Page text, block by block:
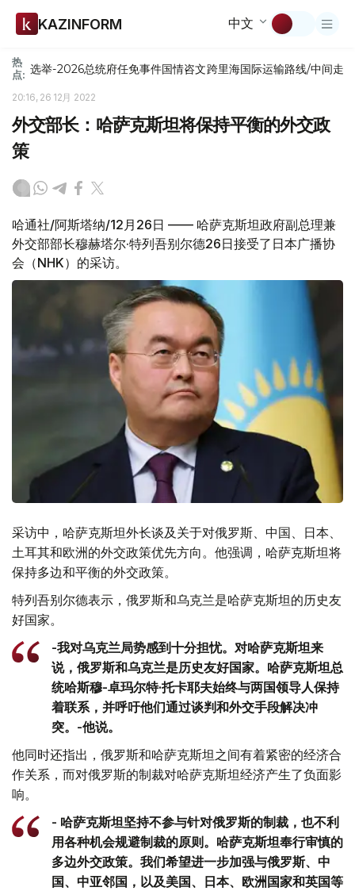
KAZINFORM 中文
热
点: 选举-2026总统府任免事件国情咨文跨里海国际运输路线/中间走廊
20:16, 26 12月 2022
外交部长：哈萨克斯坦将保持平衡的外交政
策
哈通社/阿斯塔纳/12月26日 —— 哈萨克斯坦政府副总理兼
外交部部长穆赫塔尔·特列吾别尔德26日接受了日本广播协
会（NHK）的采访。
采访中，哈萨克斯坦外长谈及关于对俄罗斯、中国、日本、
土耳其和欧洲的外交政策优先方向。他强调，哈萨克斯坦将
保持多边和平衡的外交政策。
特列吾别尔德表示，俄罗斯和乌克兰是哈萨克斯坦的历史友
好国家。
-我对乌克兰局势感到十分担忧。对哈萨克斯坦来
说，俄罗斯和乌克兰是历史友好国家。哈萨克斯坦总
统哈斯穆-卓玛尔特·托卡耶夫始终与两国领导人保持
着联系，并呼吁他们通过谈判和外交手段解决冲
突。-他说。
他同时还指出，俄罗斯和哈萨克斯坦之间有着紧密的经济合
作关系，而对俄罗斯的制裁对哈萨克斯坦经济产生了负面影
响。
- 哈萨克斯坦坚持不参与针对俄罗斯的制裁，也不利
用各种机会规避制裁的原则。哈萨克斯坦奉行审慎的
多边外交政策。我们希望进一步加强与俄罗斯、中
国、中亚邻国，以及美国、日本、欧洲国家和英国等